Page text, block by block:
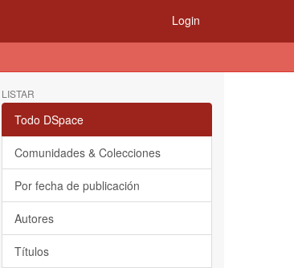
Login
LISTAR
Todo DSpace
Comunidades & Colecciones
Por fecha de publicación
Autores
Títulos